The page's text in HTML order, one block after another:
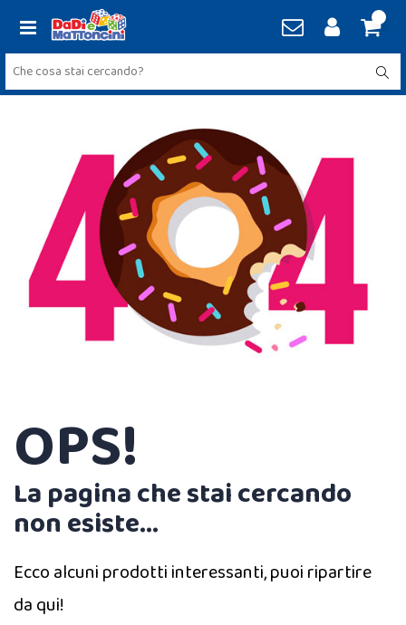
OPS!
La pagina che stai cercando
non esiste...
Ecco alcuni prodotti interessanti, puoi ripartire
da qui!